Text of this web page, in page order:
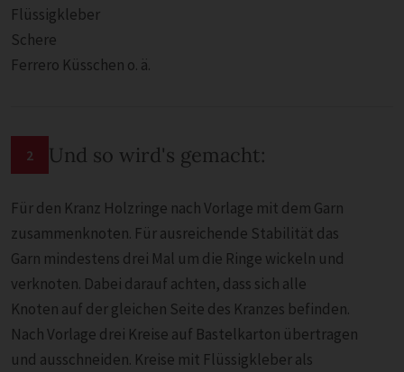
Flüssigkleber
Schere
Ferrero Küsschen o. ä.
2 Und so wird's gemacht:
Für den Kranz Holzringe nach Vorlage mit dem Garn
zusammenknoten. Für ausreichende Stabilität das
Garn mindestens drei Mal um die Ringe wickeln und
verknoten. Dabei darauf achten, dass sich alle
Knoten auf der gleichen Seite des Kranzes befinden.
Nach Vorlage drei Kreise auf Bastelkarton übertragen
und ausschneiden. Kreise mit Flüssigkleber als